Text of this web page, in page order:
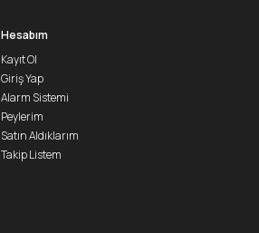
Hesabım
Kayıt Ol
Giriş Yap
Alarm Sistemi
Peylerim
Satın Aldıklarım
Takip Listem